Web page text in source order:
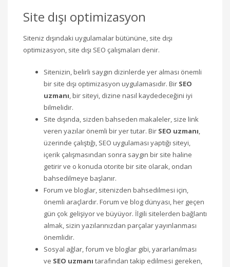
Site dışı optimizasyon
Siteniz dışındaki uygulamalar bütününe, site dışı
optimizasyon, site dışı SEO çalışmaları denir.
Sitenizin, belirli saygın dizinlerde yer alması önemli
bir site dışı optimizasyon uygulamasıdır. Bir SEO
uzmanı, bir siteyi, dizine nasıl kaydedeceğini iyi
bilmelidir.
Site dışında, sizden bahseden makaleler, size link
veren yazılar önemli bir yer tutar. Bir SEO uzmanı,
üzerinde çalıştığı, SEO uygulaması yaptığı siteyi,
içerik çalışmasından sonra saygın bir site haline
getirir ve o konuda otorite bir site olarak, ondan
bahsedilmeye başlanır.
Forum ve bloglar, sitenizden bahsedilmesi için,
önemli araçlardır. Forum ve blog dünyası, her geçen
gün çok gelişiyor ve büyüyor. İlgili sitelerden bağlantı
almak, sizin yazılarınızdan parçalar yayınlanması
önemlidir.
Sosyal ağlar, forum ve bloglar gibi, yararlanılması
ve SEO uzmanı tarafından takip edilmesi gereken,